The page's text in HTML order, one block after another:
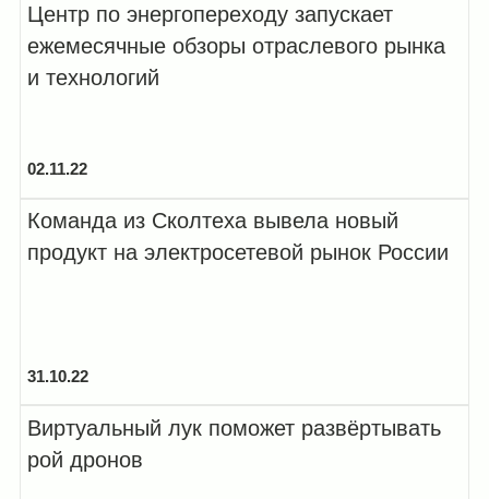
Центр по энергопереходу запускает
ежемесячные обзоры отраслевого рынка
и технологий
02.11.22
Команда из Сколтеха вывела новый
продукт на электросетевой рынок России
31.10.22
Виртуальный лук поможет развёртывать
рой дронов